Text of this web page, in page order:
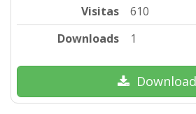
Visitas
610
Downloads
1
Download